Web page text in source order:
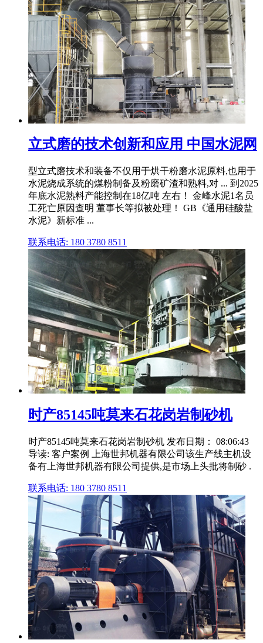
立式磨的技术创新和应用 中国水泥网
型立式磨技术和装备不仅用于烘干粉磨水泥原料,也用于
水泥烧成系统的煤粉制备及粉磨矿渣和熟料,对 ... 到2025
年底水泥熟料产能控制在18亿吨 左右！ 金峰水泥1名员
工死亡原因查明 董事长等拟被处理！ GB《通用硅酸盐
水泥》新标准 ...
联系电话: 180 3780 8511
时产85145吨莫来石花岗岩制砂机
时产85145吨莫来石花岗岩制砂机 发布日期： 08:06:43
导读: 客户案例 上海世邦机器有限公司该生产线主机设
备有上海世邦机器有限公司提供,是市场上头批将制砂 .
联系电话: 180 3780 8511